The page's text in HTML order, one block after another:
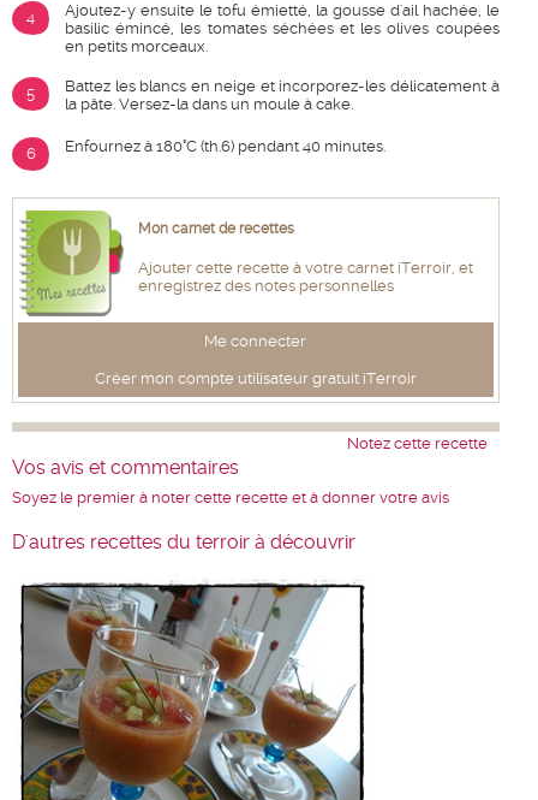
4
Ajoutez-y ensuite le tofu émietté, la gousse d'ail hachée, le
basilic émincé, les tomates séchées et les olives coupées
en petits morceaux.
5
Battez les blancs en neige et incorporez-les délicatement à
la pâte. Versez-la dans un moule à cake.
6 Enfournez à 180°C (th.6) pendant 40 minutes.
Mon carnet de recettes
Ajouter cette recette à votre carnet iTerroir, et
enregistrez des notes personnelles
Me connecter
Créer mon compte utilisateur gratuit iTerroir
Notez cette recette
Vos avis et commentaires
Soyez le premier à noter cette recette et à donner votre avis
D'autres recettes du terroir à découvrir